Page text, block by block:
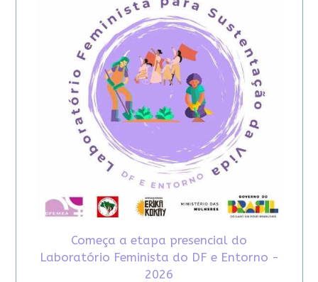
Começa a etapa presencial do
Laboratório Feminista do DF e Entorno -
2026